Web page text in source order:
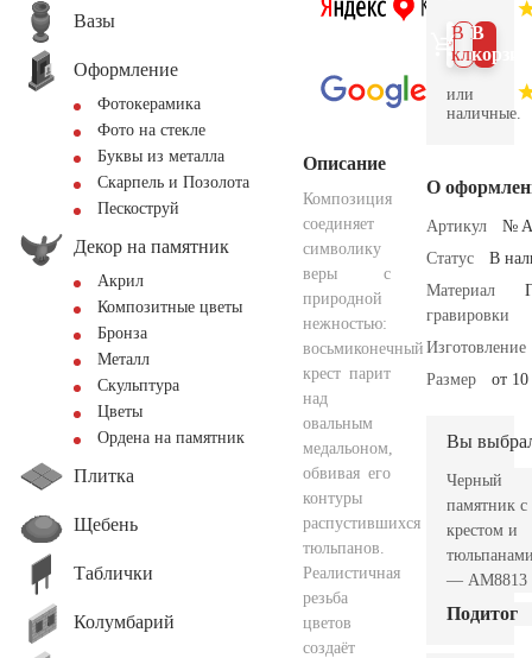
Вазы
Оформление
Фотокерамика
Фото на стекле
Буквы из металла
Скарпель и Позолота
Пескоструй
Декор на памятник
Акрил
Композитные цветы
Бронза
Металл
Скульптура
Цветы
Ордена на памятник
Плитка
Щебень
Таблички
Колумбарий
Описание
Композиция
соединяет
символику
веры с
природной
нежностью:
восьмиконечный
крест парит
над
овальным
медальоном,
обвивая его
контуры
распустившихся
тюльпанов.
Реалистичная
резьба
цветов
создаёт
В
В 1
клик
или
наличные.
О
Артикул
№
Статус
В
Материал
гравировки
Изготовление
Размер
от
Вы
Черный
памятник с
крестом и
— AM8813
Подитог